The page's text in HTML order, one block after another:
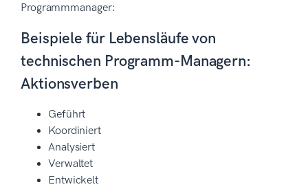
Programmmanager:
Beispiele für Lebensläufe von
technischen Programm-Managern:
Aktionsverben
Geführt
Koordiniert
Analysiert
Verwaltet
Entwickelt